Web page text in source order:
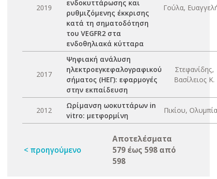
2019
ενδοκυττάρωσης και
ρυθμιζόμενης έκκρισης
κατά τη σηματοδότηση
του VEGFR2 στα
ενδοθηλιακά κύτταρα
Γούλα,
2017
Ψηφιακή ανάλυση
ηλεκτροεγκεφαλογραφικού
σήματος (ΗΕΓ): εφαρμογές
στην εκπαίδευση
Στεφανίδης,
Βασίλειος Κ.
2012
Ωρίμανση ωοκυττάρων in
vitro: μετφορμίνη
Πικίου,
< προηγούμενο
Αποτελέσματα
579 έως 598 από
598